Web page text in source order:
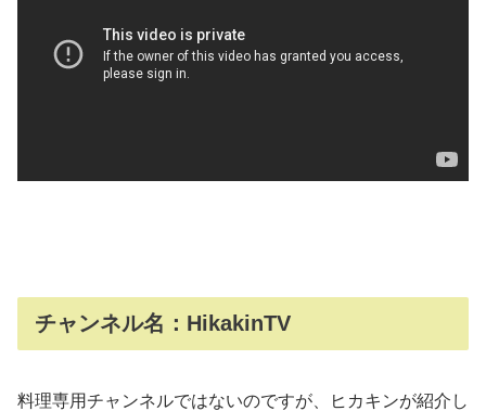
チャンネル名：HikakinTV
料理専用チャンネルではないのですが、ヒカキンが紹介し